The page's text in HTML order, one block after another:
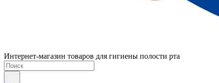
Интернет-магазин товаров для гигиены полости рта